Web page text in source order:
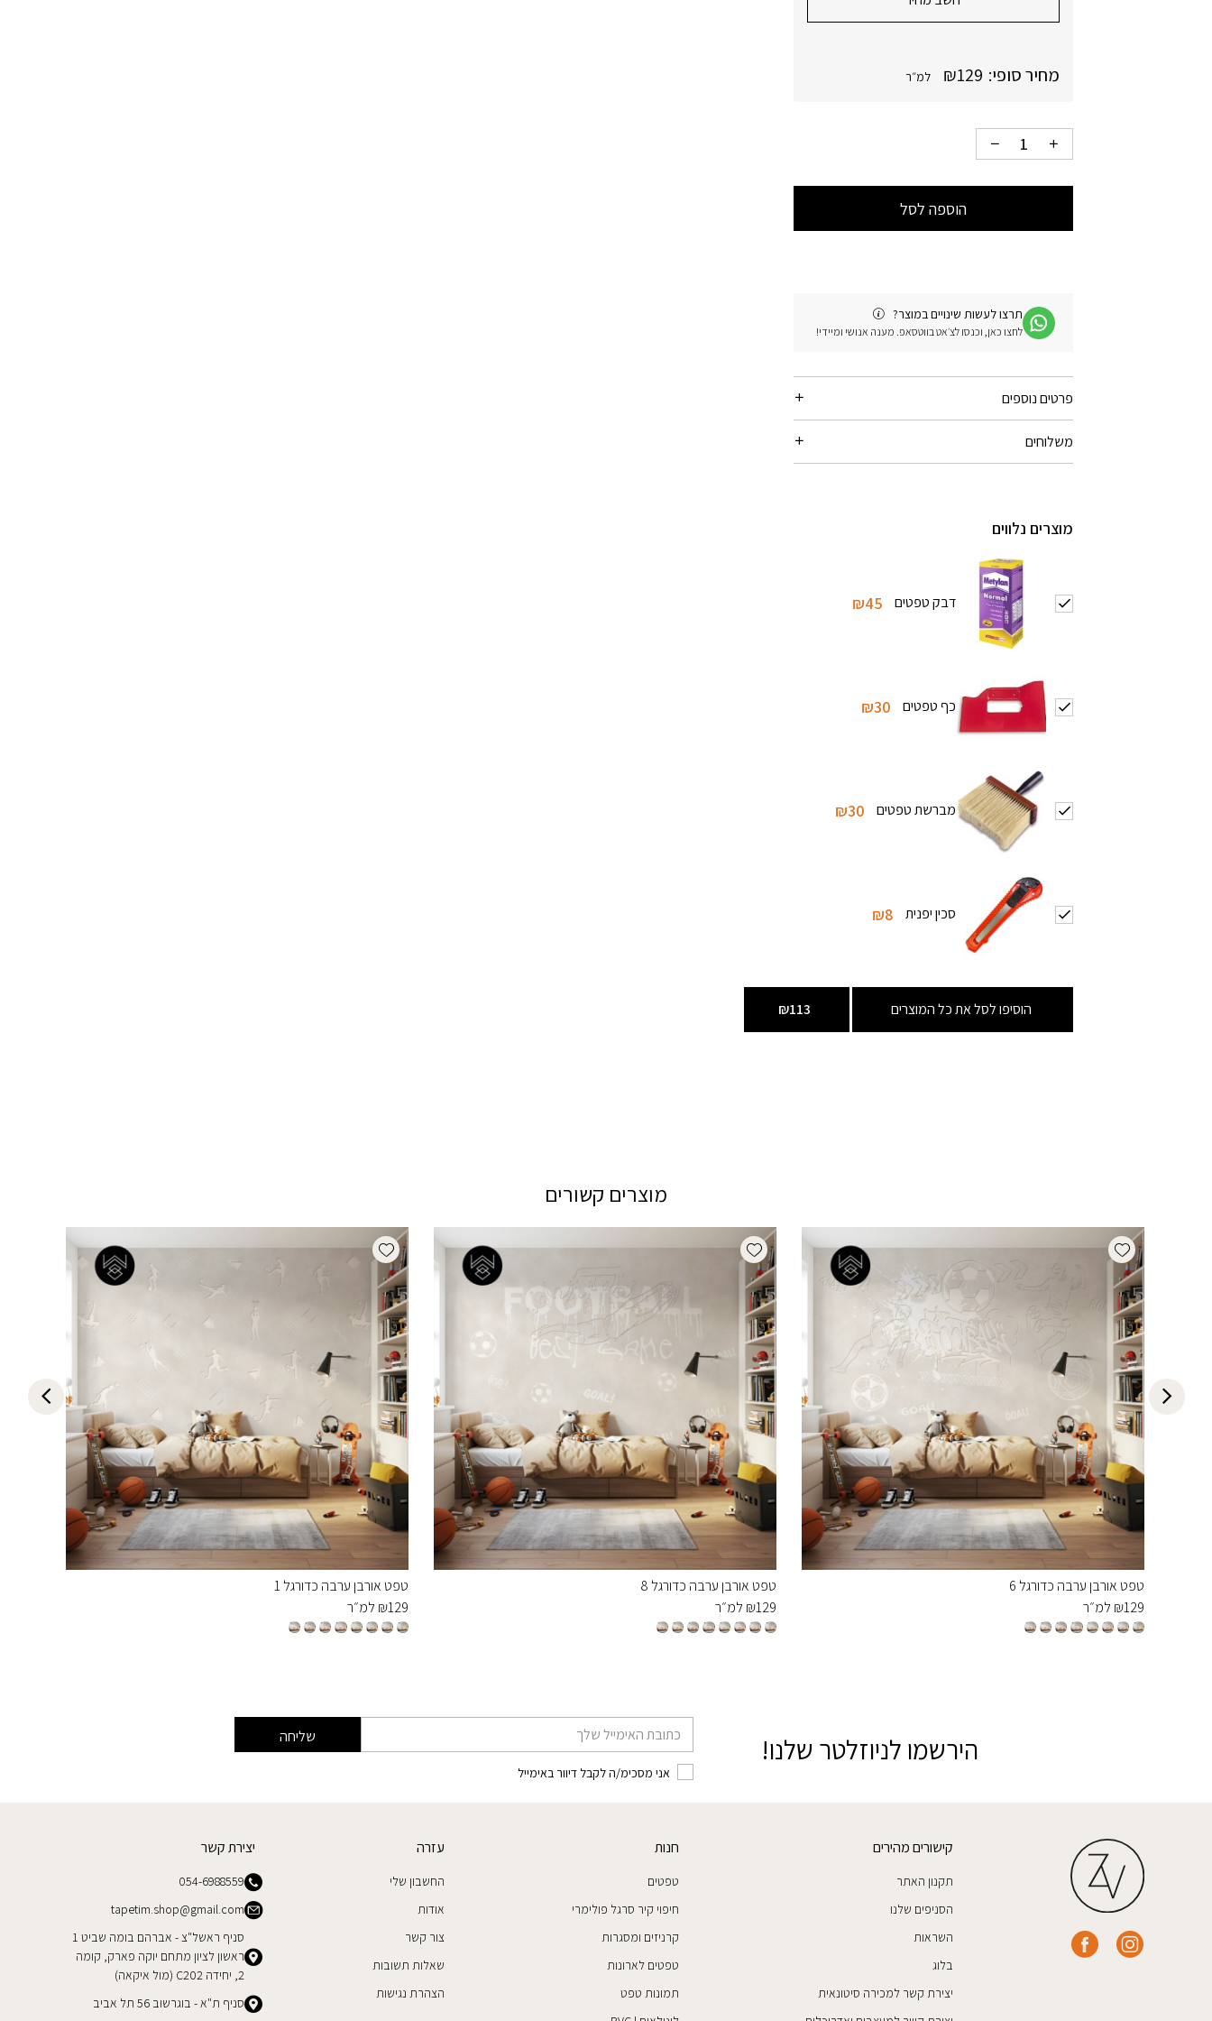
מחיר סופי: ₪129 למ״ר
הוספה לסל
תרצו לעשות שינויים במוצר?
לחצו כאן, וכנסו לצ׳אט בווטסאפ. מענה אנושי ומיידי!
פרטים נוספים
משלוחים
מוצרים נלווים
דבק טפטים ₪45
כף טפטים ₪30
מברשת טפטים ₪30
סכין יפנית ₪8
הוסיפו לסל את כל המוצרים ₪113
מוצרים קשורים
Add wishlist
טפט אורבן ערבה כדורגל 6
₪129 למ״ר
Add wishlist
טפט אורבן ערבה כדורגל 8
₪129 למ״ר
Add wishlist
טפט אורבן ערבה כדורגל 1
₪129 למ״ר
הירשמו לניוזלטר שלנו! שליחה
אני מסכימ/ה לקבל דיוור באימייל
קישורים מהירים
תקנון האתר
הסניפים שלנו
השראות
בלוג
יצירת קשר למכירה סיטונאית
חנות
טפטים
חיפוי קיר סרגל פולימרי
קרניזים ומסגרות
טפטים לארונות
תמונות טפט
עזרה
החשבון שלי
אודות
צור קשר
שאלות תשובות
הצהרת נגישות
יצירת קשר
054-6988559
tapetim.shop@gmail.com
סניף ראשל"צ - אברהם בומה שביט 1
ראשון לציון מתחם יוקה פארק, קומה
2, יחידה C202 (מול איקאה)
סניף ת"א - בוגרשוב 56 תל אביב